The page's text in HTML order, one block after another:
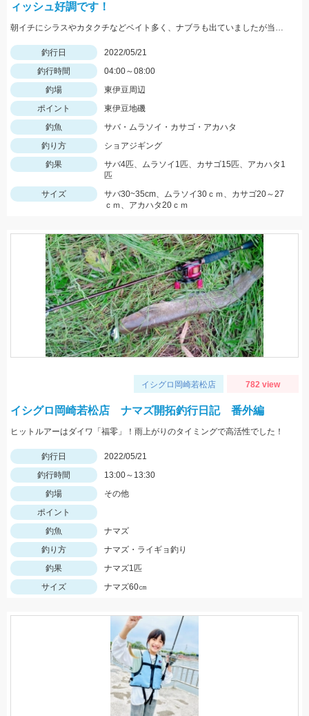
ィッシュ好調です！
朝イチにシラスやカタクチなどベイト多く、ナブラも出ていましたが当たってきたのはサバでした。
釣行日
2022/05/21
釣行時間
04:00～08:00
釣場
東伊豆周辺
ポイント
東伊豆地磯
釣魚
サバ・ムラソイ・カサゴ・アカハタ
釣り方
ショアジギング
釣果
サバ4匹、ムラソイ1匹、カサゴ15匹、アカハタ1
匹
サイズ
サバ30~35cm、ムラソイ30ｃｍ、カサゴ20～27
ｃｍ、アカハタ20ｃｍ
イシグロ岡崎若松店 782 view
イシグロ岡崎若松店 ナマズ開拓釣行日記 番外編
ヒットルアーはダイワ「福零」！雨上がりのタイミングで高活性でした！
釣行日
2022/05/21
釣行時間
13:00～13:30
釣場
その他
ポイント
釣魚
ナマズ
釣り方
ナマズ・ライギョ釣り
釣果
ナマズ1匹
サイズ
ナマズ60㎝